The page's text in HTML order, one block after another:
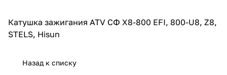
Катушка зажигания ATV СФ X8-800 EFI, 800-U8, Z8,
STELS, Hisun
Назад к списку